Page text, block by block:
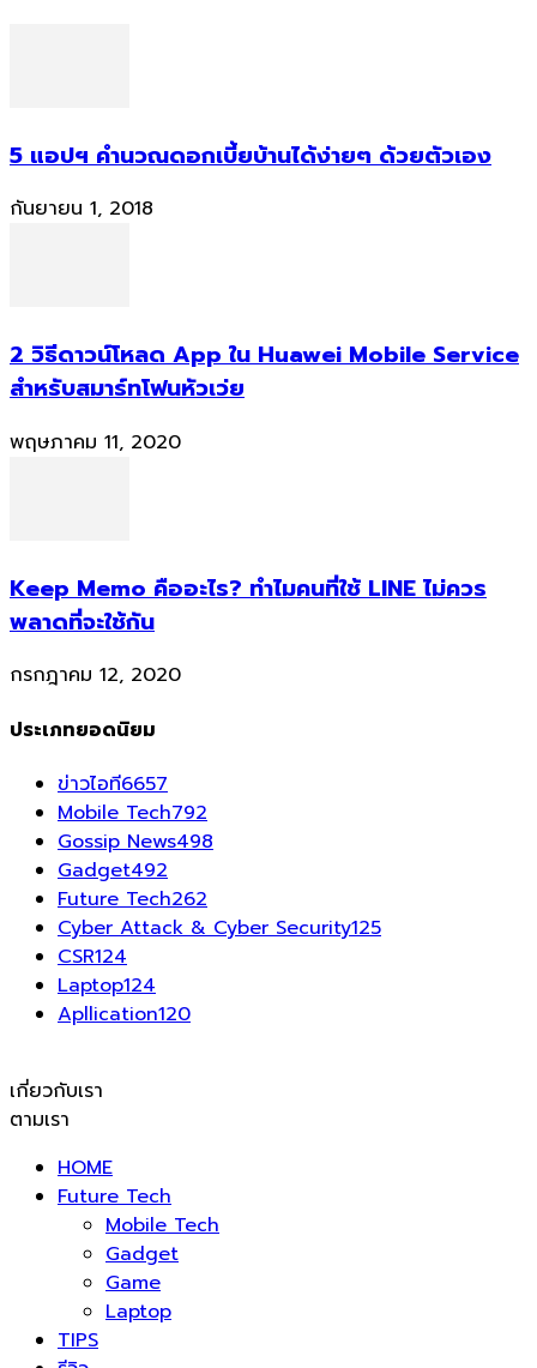
5 แอปฯ คำนวณดอกเบี้ยบ้านได้ง่ายๆ ด้วยตัวเอง
กันยายน 1, 2018
2 วิธีดาวน์โหลด App ใน Huawei Mobile Service
สำหรับสมาร์ทโฟนหัวเว่ย
พฤษภาคม 11, 2020
Keep Memo คืออะไร? ทำไมคนที่ใช้ LINE ไม่ควร
พลาดที่จะใช้กัน
กรกฎาคม 12, 2020
ประเภทยอดนิยม
ข่าวไอที6657
Mobile Tech792
Gossip News498
Gadget492
Future Tech262
Cyber Attack & Cyber Security125
CSR124
Laptop124
Apllication120
เกี่ยวกับเรา
ตามเรา
HOME
Future Tech
Mobile Tech
Gadget
Game
Laptop
TIPS